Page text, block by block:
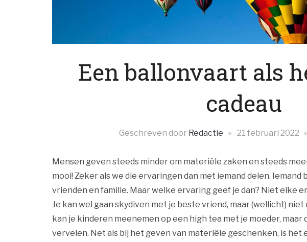
Een ballonvaart als
cadeau
Geschreven door Redactie 21 februari 2022
Mensen geven steeds minder om materiële zaken en steeds
mooi! Zeker als we die ervaringen dan met iemand delen. Iemand
vrienden en familie. Maar welke ervaring geef je dan? Niet elke
Je kan wel gaan skydiven met je beste vriend, maar (wellicht)
kan je kinderen meenemen op een high tea met je moeder, maar
vervelen. Net als bij het geven van materiële geschenken, is het